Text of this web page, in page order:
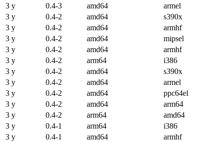
3 y
0.4-3 amd64
armel
3 y
0.4-2 amd64
s390x
3 y
0.4-2 amd64
armhf
3 y
0.4-2 amd64
mipsel
3 y
0.4-2 amd64
armhf
3 y
0.4-2 arm64
i386
3 y
0.4-2 amd64
s390x
3 y
0.4-2 amd64
armel
3 y
0.4-2 amd64
ppc64el
3 y
0.4-2 amd64
arm64
3 y
0.4-2 arm64
amd64
3 y
0.4-1 arm64
i386
3 y
0.4-1 amd64
armhf